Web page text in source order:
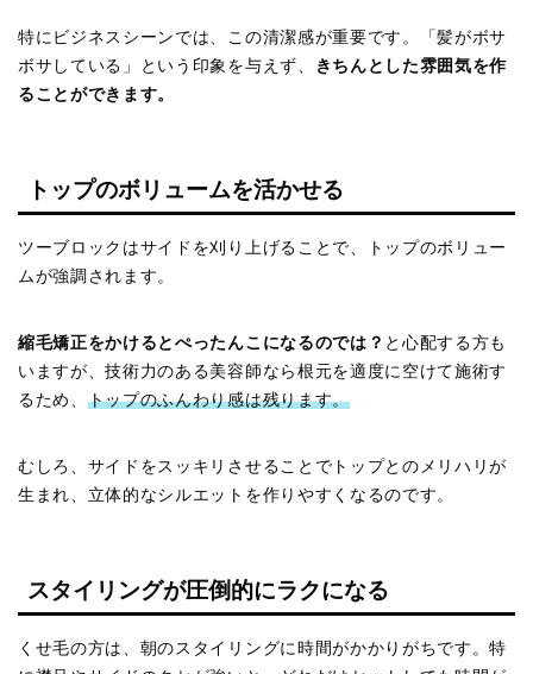
特にビジネスシーンでは、この清潔感が重要です。「髪がボサ
ボサしている」という印象を与えず、
きちんとした雰囲気を作
ることができます。
トップのボリュームを活かせる
ツーブロックはサイドを刈り上げることで、トップのボリュー
ムが強調されます。
縮毛矯正をかけるとぺったんこになるのでは？ と心配する方も
いますが、技術力のある美容師なら根元を適度に空けて施術す
るため、 トップのふんわり感は残ります。
むしろ、サイドをスッキリさせることでトップとのメリハリが
生まれ、立体的なシルエットを作りやすくなるのです。
スタイリングが圧倒的にラクになる
くせ毛の方は、朝のスタイリングに時間がかかりがちです。特